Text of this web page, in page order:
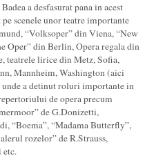
a desfasurat pana in acest
scenele unor teatre importante
“Volksoper” din Viena, “New
Oper” din Berlin, Opera regala din
teatrele lirice din Metz, Sofia,
Mannheim, Washington (aici
a detinut roluri importante in
de opera precum
de G.Donizetti,
“Boema”, “Madama Butterfly”,
rozelor” de R.Strauss,
etc.